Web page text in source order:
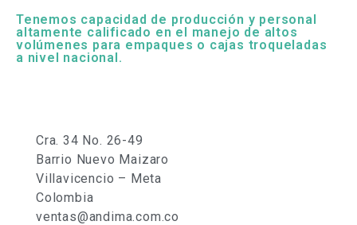
Tenemos capacidad de producción y personal
altamente calificado en el manejo de altos
volúmenes para empaques o cajas troqueladas
a nivel nacional.
Cra. 34 No. 26-49
Barrio Nuevo Maizaro
Villavicencio – Meta
Colombia
ventas@andima.com.co